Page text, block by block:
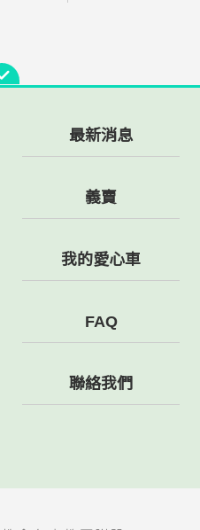
最新消息
義賣
我的愛心車
FAQ
聯絡我們